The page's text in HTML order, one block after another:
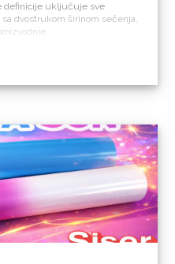
definicije uključuje sve
dvostrukom širinom sečenja,